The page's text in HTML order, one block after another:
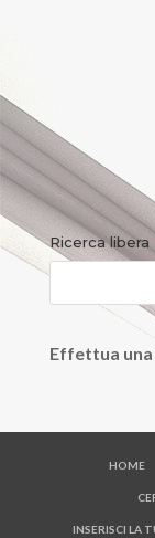
Ricerca libera
Effettua
HOME
INSERISCI LA